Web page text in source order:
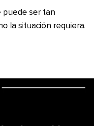
puede ser tan
la situación requiera.